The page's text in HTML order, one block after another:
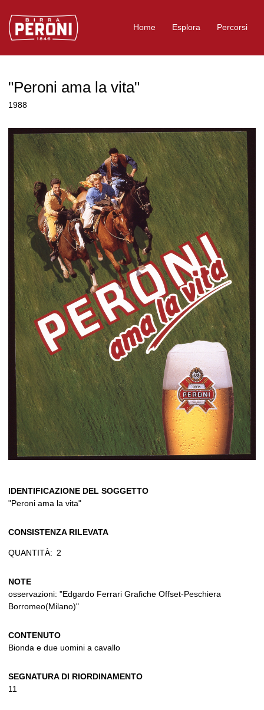
Logo Birra Peroni
Home Esplora Percorsi
"Peroni ama la vita"
1988
IDENTIFICAZIONE DEL SOGGETTO
"Peroni ama la vita"
CONSISTENZA RILEVATA
QUANTITÀ: 2
NOTE
osservazioni: "Edgardo Ferrari Grafiche Offset-Peschiera
Borromeo(Milano)"
CONTENUTO
Bionda e due uomini a cavallo
SEGNATURA DI RIORDINAMENTO
11